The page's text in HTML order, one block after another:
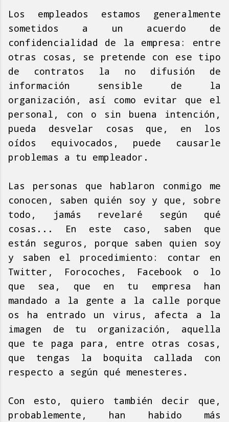
Los empleados estamos generalmente
sometidos a un acuerdo de
confidencialidad de la empresa: entre
otras cosas, se pretende con ese tipo
de contratos la no difusión de
información sensible de la
organización, así como evitar que el
personal, con o sin buena intención,
pueda desvelar cosas que, en los
oídos equivocados, puede causarle
problemas a tu empleador.
Las personas que hablaron conmigo me
conocen, saben quién soy y que, sobre
todo, jamás revelaré según qué
cosas... En este caso, saben que
están seguros, porque saben quien soy
y saben el procedimiento: contar en
Twitter, Forocoches, Facebook o lo
que sea, que en tu empresa han
mandado a la gente a la calle porque
os ha entrado un virus, afecta a la
imagen de tu organización, aquella
que te paga para, entre otras cosas,
que tengas la boquita callada con
respecto a según qué menesteres.
Con esto, quiero también decir que,
probablemente, han habido más